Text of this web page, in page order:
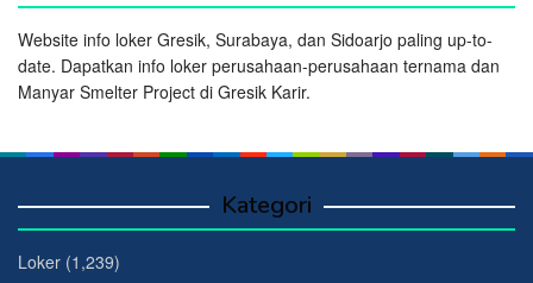
Website info loker Gresik, Surabaya, dan Sidoarjo paling up-to-
date. Dapatkan info loker perusahaan-perusahaan ternama dan
Manyar Smelter Project di Gresik Karir.
Kategori
Loker (1,239)